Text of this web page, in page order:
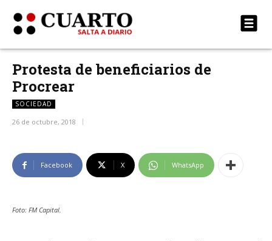
Protesta de beneficiarios de
Procrear
SOCIEDAD
26 de octubre, 2018
Facebook X WhatsApp
Foto: FM Capital.